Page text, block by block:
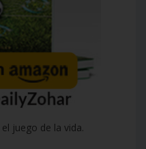
juego de la vida.